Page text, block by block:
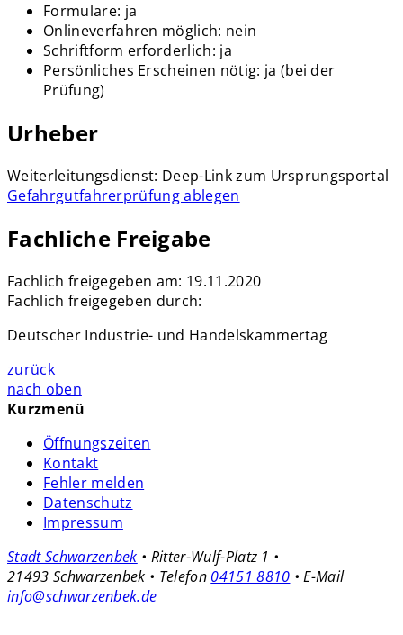
Formulare: ja
Onlineverfahren möglich: nein
Schriftform erforderlich: ja
Persönliches Erscheinen nötig: ja (bei der
Prüfung)
Urheber
Weiterleitungsdienst: Deep-Link zum Ursprungsportal
Gefahrgutfahrerprüfung ablegen
Fachliche Freigabe
Fachlich freigegeben am: 19.11.2020
Fachlich freigegeben durch:
Deutscher Industrie- und Handelskammertag
zurück
nach oben
Kurzmenü
Öffnungszeiten
Kontakt
Fehler melden
Datenschutz
Impressum
Stadt Schwarzenbek • Ritter-Wulf-Platz 1 •
21493 Schwarzenbek • Telefon 04151 8810 • E-Mail
info@schwarzenbek.de